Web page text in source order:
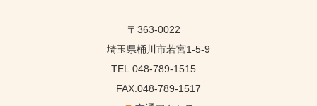
〒363-0022
埼玉県桶川市若宮1-5-9
TEL.048-789-1515
FAX.048-789-1517